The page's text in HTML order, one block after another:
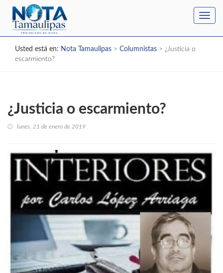
Usted está en: Nota Tamaulipas > Columnistas > ¿Justicia o
escarmiento?
¿Justicia o escarmiento?
lunes, 21 de enero de 2019